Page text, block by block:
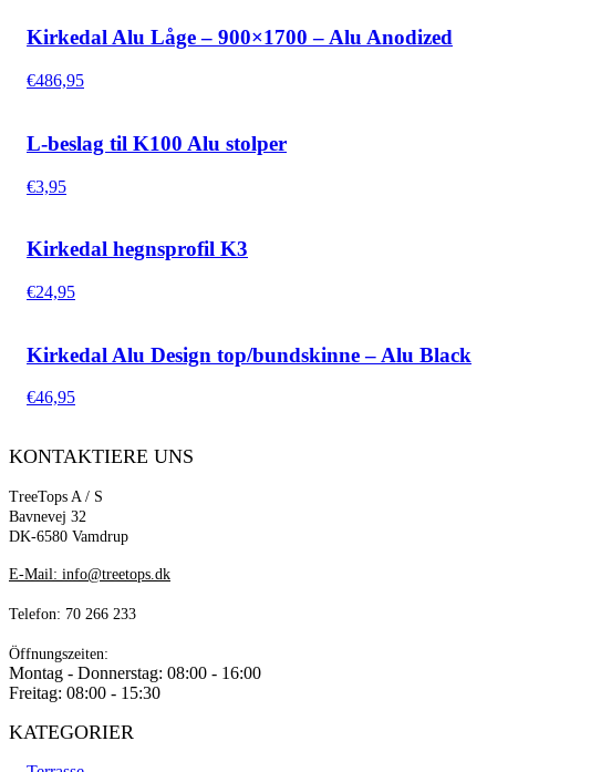
Kirkedal Alu Låge – 900×1700 – Alu Anodized
€486,95
L-beslag til K100 Alu stolper
€3,95
Kirkedal hegnsprofil K3
€24,95
Kirkedal Alu Design top/bundskinne – Alu Black
€46,95
KONTAKTIERE UNS
TreeTops A / S
Bavnevej 32
DK-6580 Vamdrup
E-Mail: info@treetops.dk
Telefon: 70 266 233
Öffnungszeiten:
Montag - Donnerstag: 08:00 - 16:00
Freitag: 08:00 - 15:30
KATEGORIER